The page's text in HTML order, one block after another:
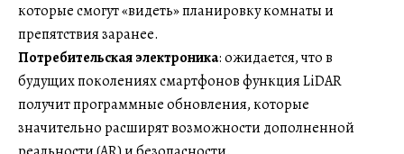
которые смогут «видеть» планировку комнаты и
препятствия заранее.
Потребительская электроника: ожидается, что в
будущих поколениях смартфонов функция LiDAR
получит программные обновления, которые
значительно расширят возможности дополненной